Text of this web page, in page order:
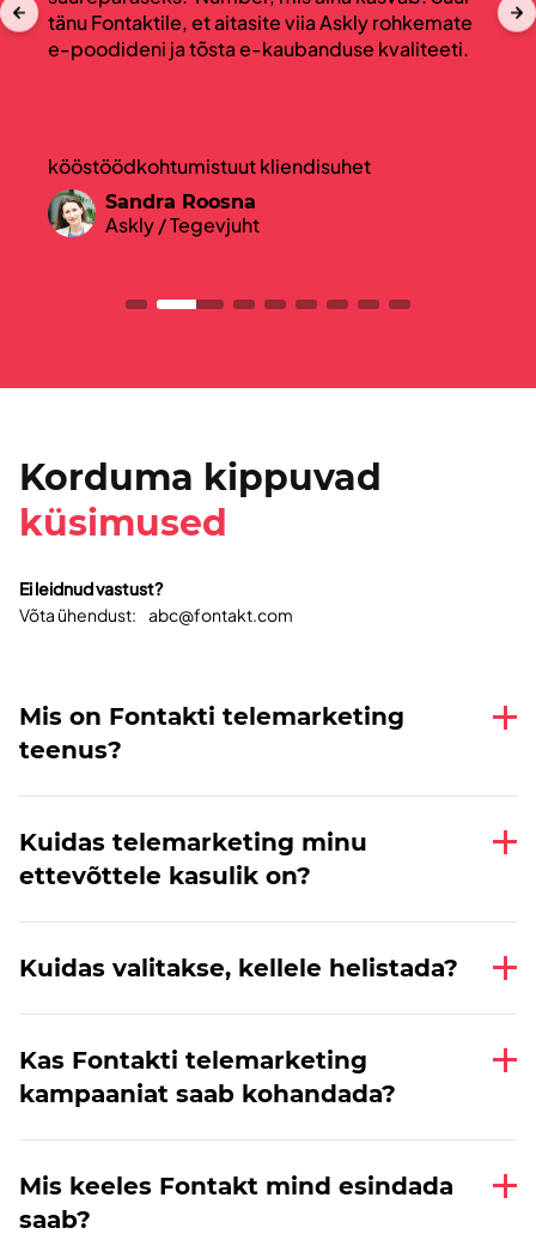
tänu Fontaktile, et aitasite viia Askly rohkemate
e-poodideni ja tõsta e-kaubanduse kvaliteeti.
kööstöödkohtumistuut kliendisuhet
Sandra Roosna
Askly / Tegevjuht
Korduma kippuvad
küsimused
Ei leidnud vastust?
Võta ühendust: abc@fontakt.com
Mis on Fontakti telemarketing
teenus?
Kuidas telemarketing minu
ettevõttele kasulik on?
Kuidas valitakse, kellele helistada?
Kas Fontakti telemarketing
kampaaniat saab kohandada?
Mis keeles Fontakt mind esindada
saab?